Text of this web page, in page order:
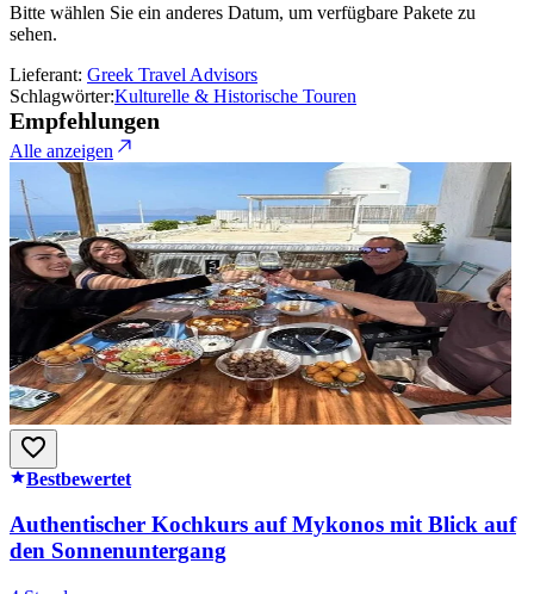
Bitte wählen Sie ein anderes Datum, um verfügbare Pakete zu
sehen.
Lieferant: Greek Travel Advisors
Schlagwörter:Kulturelle & Historische Touren
Empfehlungen
Alle anzeigen
Bestbewertet
Authentischer Kochkurs auf Mykonos mit Blick auf
den Sonnenuntergang